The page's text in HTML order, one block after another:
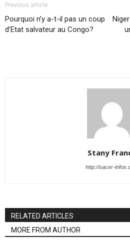
Previous article
Pourquoi n’y a-t-il pas un coup
d’Etat salvateur au Congo?
Stany
http://sacer-
RELATED ARTICLES
MORE FROM AUTHOR